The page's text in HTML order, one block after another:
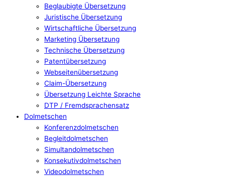
Beglaubigte Übersetzung
Juristische Übersetzung
Wirtschaftliche Übersetzung
Marketing Übersetzung
Technische Übersetzung
Patentübersetzung
Webseitenübersetzung
Claim-Übersetzung
Übersetzung Leichte Sprache
DTP / Fremdsprachensatz
Dolmetschen
Konferenzdolmetschen
Begleitdolmetschen
Simultandolmetschen
Konsekutivdolmetschen
Videodolmetschen